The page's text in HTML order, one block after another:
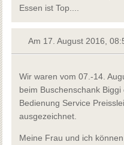
Essen ist Top....
Am 17. August 2016,
Wir waren vom 07.-14.
beim Buschenschank
Bedienung Service
ausgezeichnet.
Meine Frau und ich